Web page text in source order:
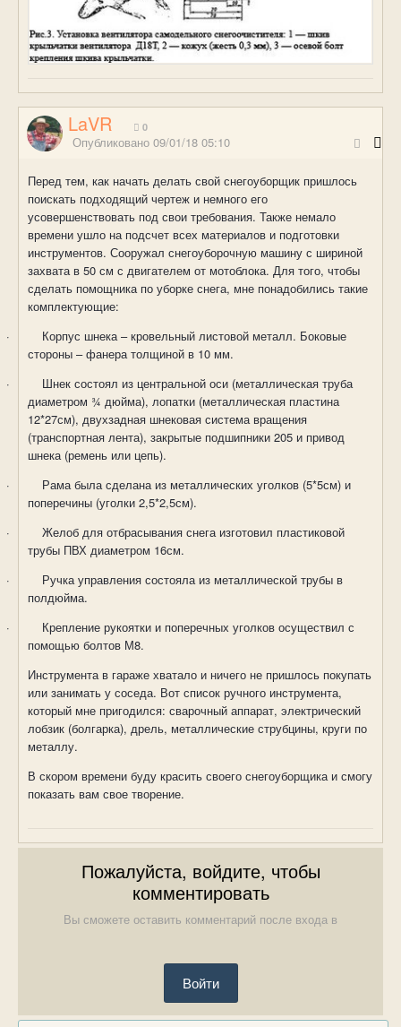
LaVR 0
Опубликовано 09/01/18 05:10
Перед тем, как начать делать свой снегоуборщик пришлось
поискать подходящий чертеж и немного его
усовершенствовать под свои требования. Также немало
времени ушло на подсчет всех материалов и подготовки
инструментов. Сооружал снегоуборочную машину с шириной
захвата в 50 см с двигателем от мотоблока. Для того, чтобы
сделать помощника по уборке снега, мне понадобились такие
комплектующие:
·
Корпус шнека – кровельный листовой металл. Боковые
стороны – фанера толщиной в 10 мм.
·
Шнек состоял из центральной оси (металлическая труба
диаметром ¾ дюйма), лопатки (металлическая пластина
12*27см), двухзадная шнековая система вращения
(транспортная лента), закрытые подшипники 205 и привод
шнека (ремень или цепь).
·
Рама была сделана из металлических уголков (5*5см) и
поперечины (уголки 2,5*2,5см).
·
Желоб для отбрасывания снега изготовил пластиковой
трубы ПВХ диаметром 16см.
·
Ручка управления состояла из металлической трубы в
полдюйма.
·
Крепление рукоятки и поперечных уголков осуществил с
помощью болтов М8.
Инструмента в гараже хватало и ничего не пришлось покупать
или занимать у соседа. Вот список ручного инструмента,
который мне пригодился: сварочный аппарат, электрический
лобзик (болгарка), дрель, металлические струбцины, круги по
металлу.
В скором времени буду красить своего снегоуборщика и смогу
показать вам свое творение.
Пожалуйста, войдите, чтобы
комментировать
Вы сможете оставить комментарий после входа в
Войти